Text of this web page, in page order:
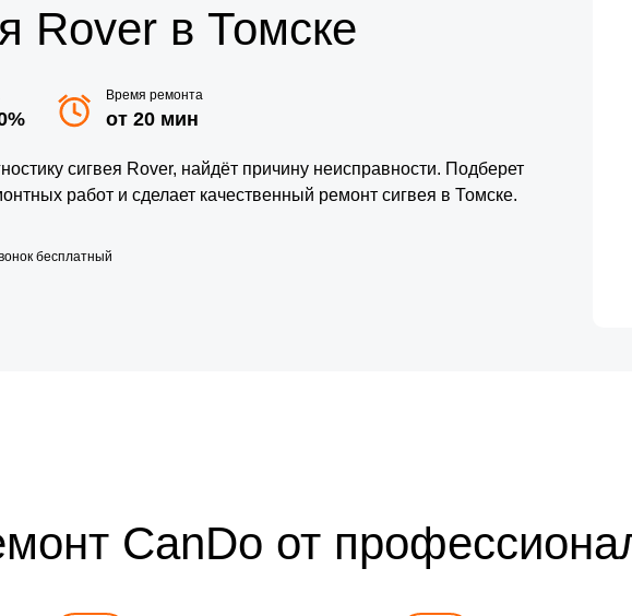
Rover в Томске
Время ремонта
от 20 мин
сигвея Rover, найдёт причину неисправности. Подберет
работ и сделает качественный ремонт сигвея в Томске.
бесплатный
CanDo от